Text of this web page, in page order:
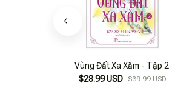
Vùng Đất Xa Xăm - Tập 2
$28.99 USD $39.99 USD